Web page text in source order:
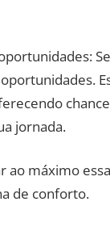
jornada.
ao máximo
de conforto.